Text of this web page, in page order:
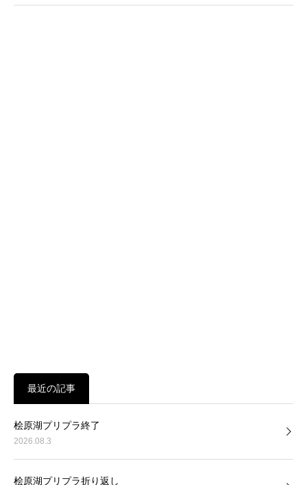
最近の記事
桧原湖プリプラ終了
2026.08.3
桧原湖プリプラ折り返し